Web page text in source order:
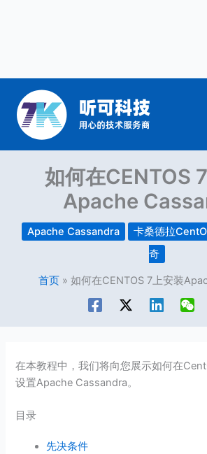
如何在CENTOS
Apache
Apache Cassandra 卡桑德拉
奇
首页 如何在CENTOS 7上安装
在本教程中，我们将向您展示如何在
设置Apache Cassandra。
目录
先决条件